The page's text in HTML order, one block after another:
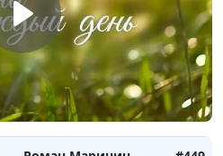
Роман Маринин,
священнослужитель
#451
Роман Маринин,
священнослужитель
#450